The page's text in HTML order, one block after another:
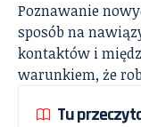
Poznawanie
sposób na
kontaktów i
warunkiem, że
Tu